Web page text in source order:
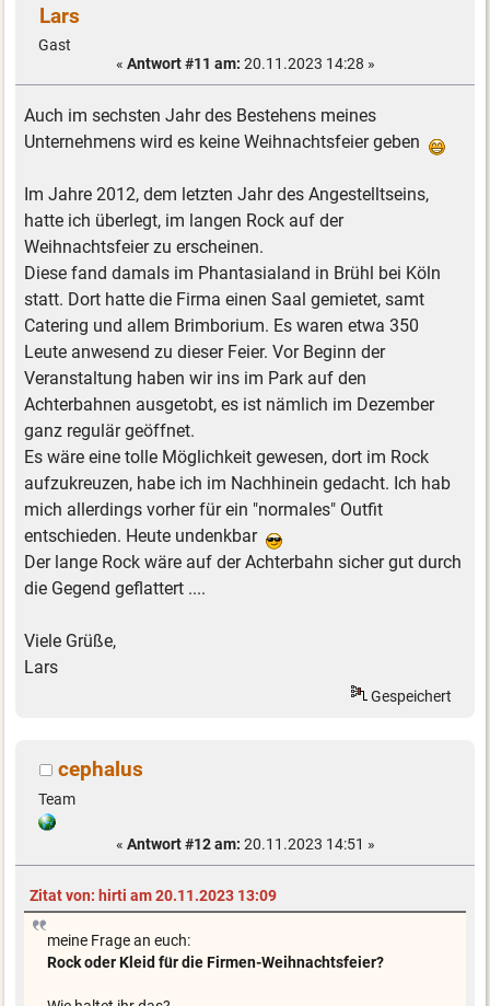
Lars
Gast
« Antwort #11 am: 20.11.2023 14:28 »
Auch im sechsten Jahr des Bestehens meines
Unternehmens wird es keine Weihnachtsfeier geben
Im Jahre 2012, dem letzten Jahr des Angestelltseins,
hatte ich überlegt, im langen Rock auf der
Weihnachtsfeier zu erscheinen.
Diese fand damals im Phantasialand in Brühl bei Köln
statt. Dort hatte die Firma einen Saal gemietet, samt
Catering und allem Brimborium. Es waren etwa 350
Leute anwesend zu dieser Feier. Vor Beginn der
Veranstaltung haben wir ins im Park auf den
Achterbahnen ausgetobt, es ist nämlich im Dezember
ganz regulär geöffnet.
Es wäre eine tolle Möglichkeit gewesen, dort im Rock
aufzukreuzen, habe ich im Nachhinein gedacht. Ich hab
mich allerdings vorher für ein "normales" Outfit
entschieden. Heute undenkbar
Der lange Rock wäre auf der Achterbahn sicher gut durch
die Gegend geflattert ....
Viele Grüße,
Lars
Gespeichert
cephalus
Team
« Antwort #12 am: 20.11.2023 14:51 »
Zitat von: hirti am 20.11.2023 13:09
meine Frage an euch:
Rock oder Kleid für die Firmen-Weihnachtsfeier?